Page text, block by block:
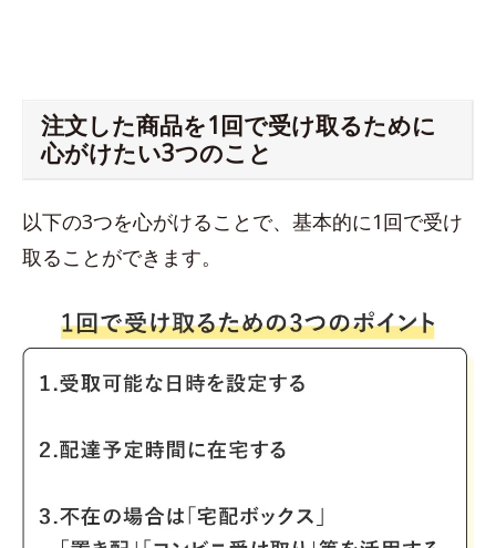
注文した商品を1回で受け取るために
心がけたい3つのこと
以下の3つを心がけることで、基本的に1回で受け
取ることができます。